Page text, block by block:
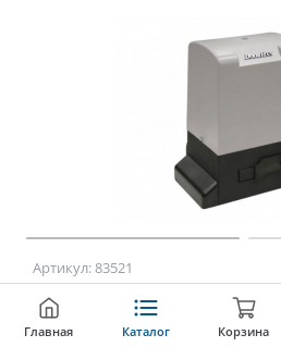
Главная Каталог Корзина
Артикул: 83521
Привод управления
SLIDING 2100